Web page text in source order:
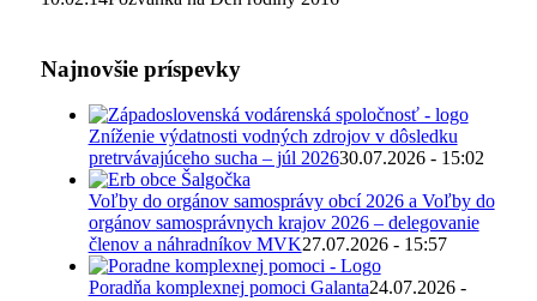
Najnovšie príspevky
Zníženie výdatnosti vodných zdrojov v dôsledku
pretrvávajúceho sucha – júl 202630.07.2026 - 15:02
Voľby do orgánov samosprávy obcí 2026 a Voľby do
orgánov samosprávnych krajov 2026 – delegovanie
členov a náhradníkov MVK27.07.2026 - 15:57
Poradňa komplexnej pomoci Galanta24.07.2026 -